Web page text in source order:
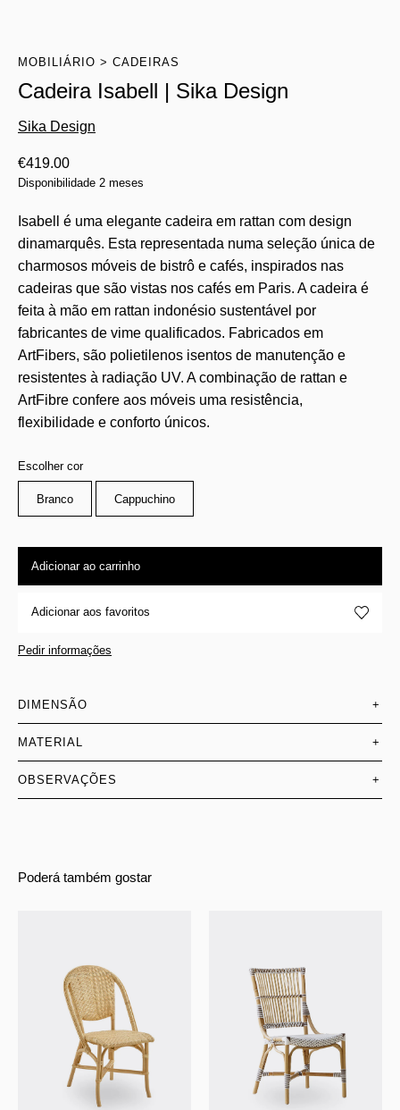
MOBILIÁRIO CADEIRAS
Cadeira Isabell | Sika Design
Sika Design
€419.00
Disponibilidade 2 meses
Isabell é uma elegante cadeira em rattan com design
dinamarquês. Esta representada numa seleção única de
charmosos móveis de bistrô e cafés, inspirados nas
cadeiras que são vistas nos cafés em Paris. A cadeira é
feita à mão em rattan indonésio sustentável por
fabricantes de vime qualificados. Fabricados em
ArtFibers, são polietilenos isentos de manutenção e
resistentes à radiação UV. A combinação de rattan e
ArtFibre confere aos móveis uma resistência,
flexibilidade e conforto únicos.
Escolher cor
Branco Cappuchino
Adicionar ao carrinho
Adicionar aos favoritos
Pedir informações
DIMENSÃO +
MATERIAL +
OBSERVAÇÕES +
Poderá também gostar